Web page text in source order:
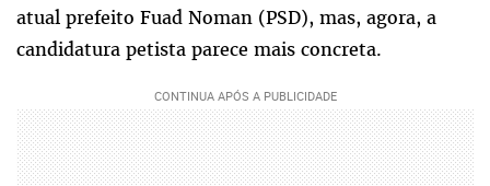
atual prefeito Fuad Noman (PSD), mas, agora, a
candidatura petista parece mais concreta.